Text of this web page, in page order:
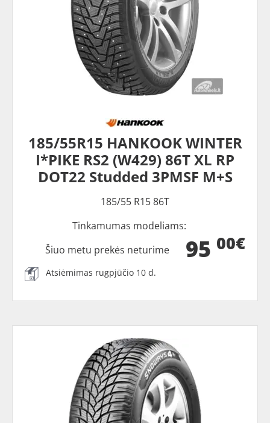
185/55R15 HANKOOK WINTER
I*PIKE RS2 (W429) 86T XL RP
DOT22 Studded 3PMSF M+S
185/55 R15 86T
Tinkamumas modeliams:
95 00€
Šiuo metu prekės neturime
Atsiėmimas rugpjūčio 10 d.